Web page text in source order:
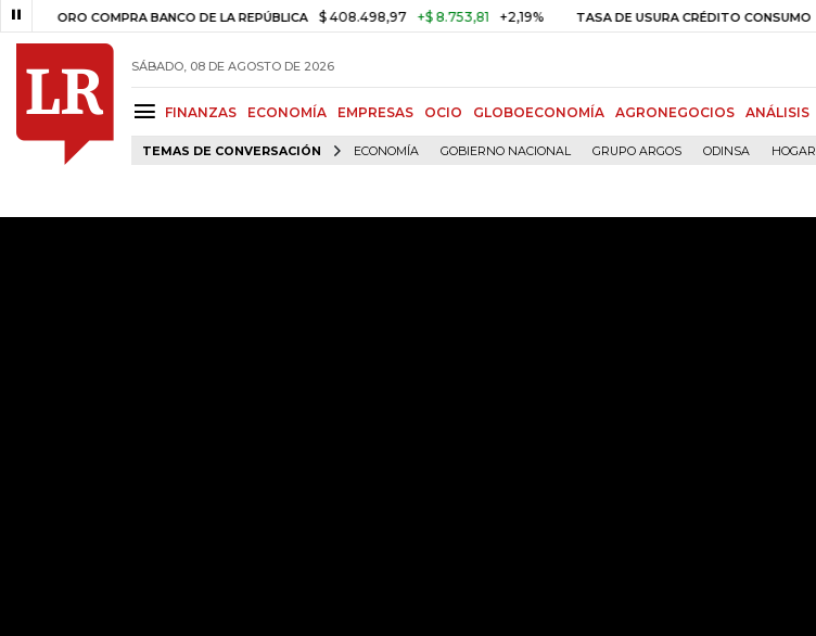
ORO COMPRA BANCO DE LA REPÚBLICA $ 408.498,97 +$ 8.753,81 +2,19% TASA DE USURA CRÉDITO CONSUMO 29,66%
SÁBADO, 08 DE AGOSTO DE 2026
FINANZAS ECONOMÍA EMPRESAS OCIO GLOBOECONOMÍA AGRONEGOCIOS ANÁLISIS
TEMAS DE CONVERSACIÓN ECONOMÍA GOBIERNO NACIONAL GRUPO ARGOS ODINSA HOGAR